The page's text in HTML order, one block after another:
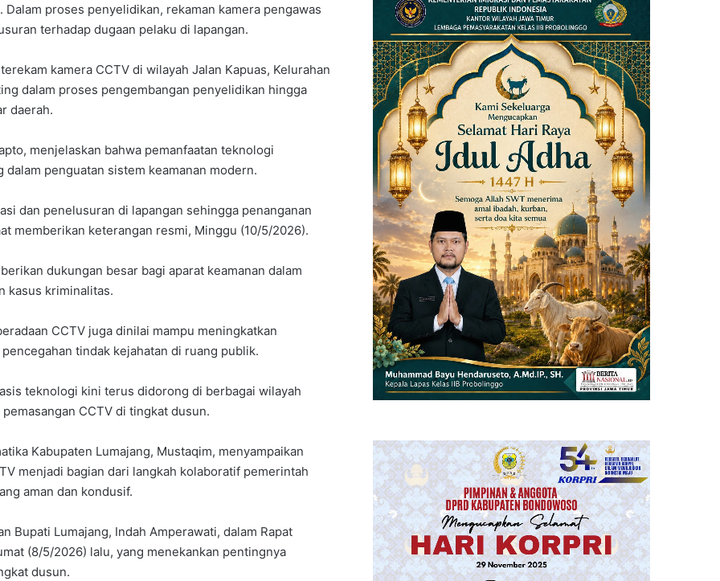
proses penyelidikan, rekaman kamera pengawas
terhadap dugaan pelaku di lapangan.
kamera CCTV di wilayah Jalan Kapuas, Kelurahan
dalam proses pengembangan penyelidikan hingga
daerah.
menjelaskan bahwa pemanfaatan teknologi
penguatan sistem keamanan modern.
dan penelusuran di lapangan sehingga penanganan
memberikan keterangan resmi, Minggu (10/5/2026).
dukungan besar bagi aparat keamanan dalam
kasus kriminalitas.
CCTV juga dinilai mampu meningkatkan
tindak kejahatan di ruang publik.
teknologi kini terus didorong di berbagai wilayah
CCTV di tingkat dusun.
Kabupaten Lumajang, Mustaqim, menyampaikan
menjadi bagian dari langkah kolaboratif pemerintah
aman dan kondusif.
Bupati Lumajang, Indah Amperawati, dalam Rapat
(8/5/2026) lalu, yang menekankan pentingnya
dusun.